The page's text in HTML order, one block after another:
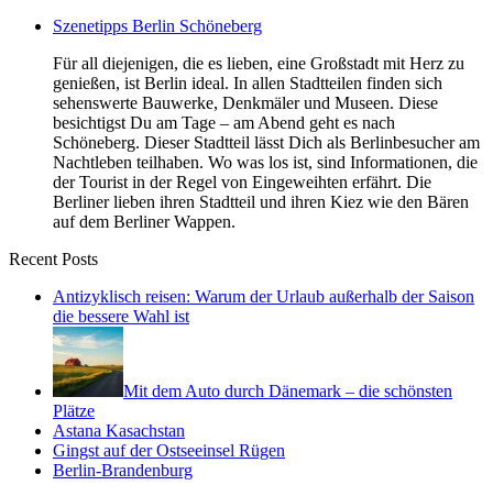
Szenetipps Berlin Schöneberg
Für all diejenigen, die es lieben, eine Großstadt mit Herz zu
genießen, ist Berlin ideal. In allen Stadtteilen finden sich
sehenswerte Bauwerke, Denkmäler und Museen. Diese
besichtigst Du am Tage – am Abend geht es nach
Schöneberg. Dieser Stadtteil lässt Dich als Berlinbesucher am
Nachtleben teilhaben. Wo was los ist, sind Informationen, die
der Tourist in der Regel von Eingeweihten erfährt. Die
Berliner lieben ihren Stadtteil und ihren Kiez wie den Bären
auf dem Berliner Wappen.
Recent Posts
Antizyklisch reisen: Warum der Urlaub außerhalb der Saison
die bessere Wahl ist
Mit dem Auto durch Dänemark – die schönsten
Plätze
Astana Kasachstan
Gingst auf der Ostseeinsel Rügen
Berlin-Brandenburg